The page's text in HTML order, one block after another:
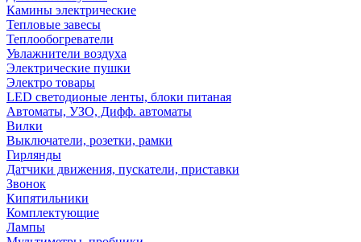
Камины электрические
Тепловые завесы
Теплообогреватели
Увлажнители воздуха
Электрические пушки
Электро товары
LED светодионые ленты, блоки питаная
Автоматы, УЗО, Дифф. автоматы
Вилки
Выключатели, розетки, рамки
Гирлянды
Датчики движения, пускатели, приставки
Звонок
Кипятильники
Комплектующие
Лампы